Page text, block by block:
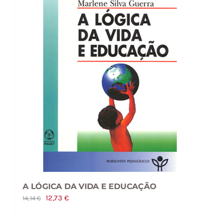
A LÓGICA DA VIDA E EDUCAÇÃO
14,14€
O
12,73€O